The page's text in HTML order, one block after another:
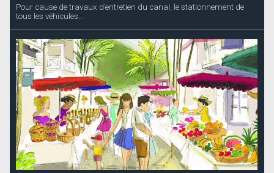
Pour cause de travaux d’entretien du canal, le stationnement de
tous les véhicules...